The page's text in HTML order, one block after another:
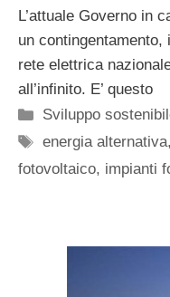
L’attuale Governo in
un
rete elettrica
all’infinito. E’ questo
Categorie
Sviluppo
Tag
energia alternativa
fotovoltaico, impianti